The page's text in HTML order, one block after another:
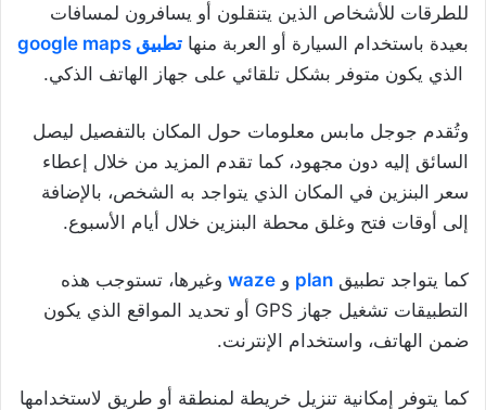
للطرقات للأشخاص الذين يتنقلون أو يسافرون لمسافات
بعيدة باستخدام السيارة أو العربة منها تطبيق google maps
الذي يكون متوفر بشكل تلقائي على جهاز الهاتف الذكي.
وتُقدم جوجل مابس معلومات حول المكان بالتفصيل ليصل
السائق إليه دون مجهود، كما تقدم المزيد من خلال إعطاء
سعر البنزين في المكان الذي يتواجد به الشخص، بالإضافة
إلى أوقات فتح وغلق محطة البنزين خلال أيام الأسبوع.
كما يتواجد تطبيق plan و waze وغيرها، تستوجب هذه
التطبيقات تشغيل جهاز GPS أو تحديد المواقع الذي يكون
ضمن الهاتف، واستخدام الإنترنت.
كما يتوفر إمكانية تنزيل خريطة لمنطقة أو طريق لاستخدامها